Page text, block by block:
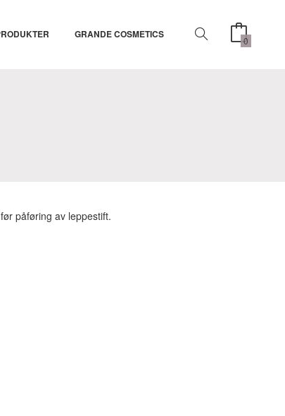
GRANDE COSMETICS
0
påføring av leppestift.